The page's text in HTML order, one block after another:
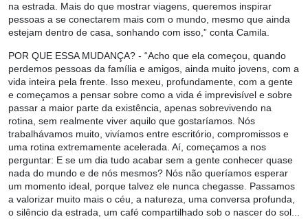
na estrada. Mais do que mostrar viagens, queremos inspirar
pessoas a se conectarem mais com o mundo, mesmo que ainda
estejam dentro de casa, sonhando com isso,” conta Camila.
POR QUE ESSA MUDANÇA? - “Acho que ela começou, quando
perdemos pessoas da família e amigos, ainda muito jovens, com a
vida inteira pela frente. Isso mexeu, profundamente, com a gente
e começamos a pensar sobre como a vida é imprevisível e sobre
passar a maior parte da existência, apenas sobrevivendo na
rotina, sem realmente viver aquilo que gostaríamos. Nós
trabalhávamos muito, vivíamos entre escritório, compromissos e
uma rotina extremamente acelerada. Aí, começamos a nos
perguntar: E se um dia tudo acabar sem a gente conhecer quase
nada do mundo e de nós mesmos? Nós não queríamos esperar
um momento ideal, porque talvez ele nunca chegasse. Passamos
a valorizar muito mais o céu, a natureza, uma conversa profunda,
o silêncio da estrada, um café compartilhado sob o nascer do sol...